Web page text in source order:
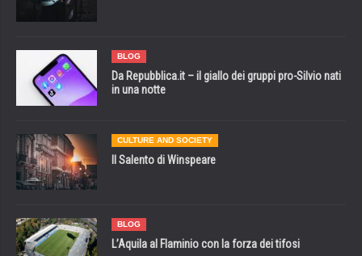
BLOG
Da Repubblica.it – il giallo dei gruppi pro-Silvio nati
in una notte
CULTURE AND SOCIETY
Il Salento di Winspeare
BLOG
L’Aquila al Flaminio con la forza dei tifosi